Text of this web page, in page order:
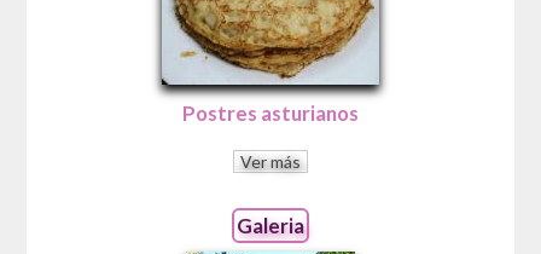
Postres asturianos
Ver más
Galeria